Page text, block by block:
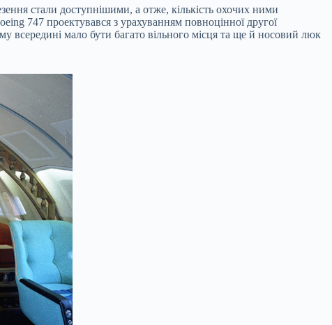
стали доступнішими, а отже, кількість охочих ними
747 проектувався з урахуванням повноцінної другої
всередині мало бути багато вільного місця та ще й носовий люк